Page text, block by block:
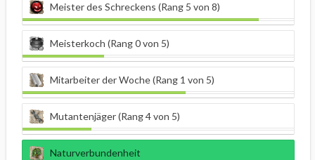
Meister des Schreckens (Rang 5 von 8)
Meisterkoch (Rang 0 von 5)
Mitarbeiter der Woche (Rang 1 von 5)
Mutantenjäger (Rang 4 von 5)
Naturverbundenheit